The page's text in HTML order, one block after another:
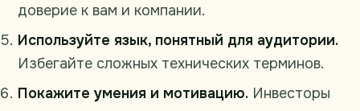
доверие к вам и компании.
Используйте язык, понятный для аудитории.
Избегайте сложных технических терминов.
Покажите умения и мотивацию. Инвесторы